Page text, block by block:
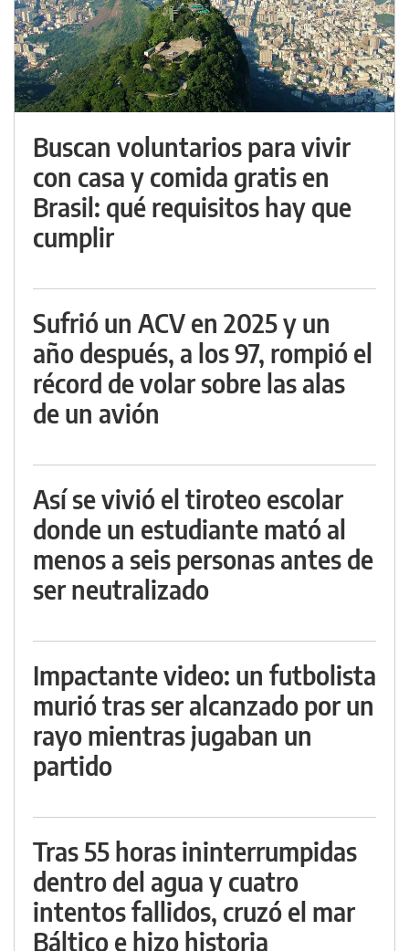
Buscan voluntarios para vivir
con casa y comida gratis en
Brasil: qué requisitos hay que
cumplir
Sufrió un ACV en 2025 y un
año después, a los 97, rompió el
récord de volar sobre las alas
de un avión
Así se vivió el tiroteo escolar
donde un estudiante mató al
menos a seis personas antes de
ser neutralizado
Impactante video: un futbolista
murió tras ser alcanzado por un
rayo mientras jugaban un
partido
Tras 55 horas ininterrumpidas
dentro del agua y cuatro
intentos fallidos, cruzó el mar
Báltico e hizo historia